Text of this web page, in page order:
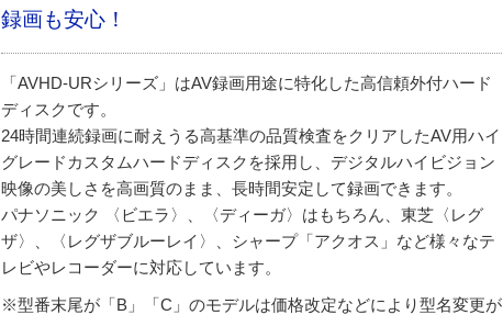
録画も安心！
「AVHD-URシリーズ」はAV録画用途に特化した高信頼外付ハード
ディスクです。
24時間連続録画に耐えうる高基準の品質検査をクリアしたAV用ハイ
グレードカスタムハードディスクを採用し、デジタルハイビジョン
映像の美しさを高画質のまま、長時間安定して録画できます。
パナソニック 〈ビエラ〉、〈ディーガ〉はもちろん、東芝〈レグ
ザ〉、〈レグザブルーレイ〉、シャープ「アクオス」など様々なテ
レビやレコーダーに対応しています。
※型番末尾が「B」「C」のモデルは価格改定などにより型名変更が